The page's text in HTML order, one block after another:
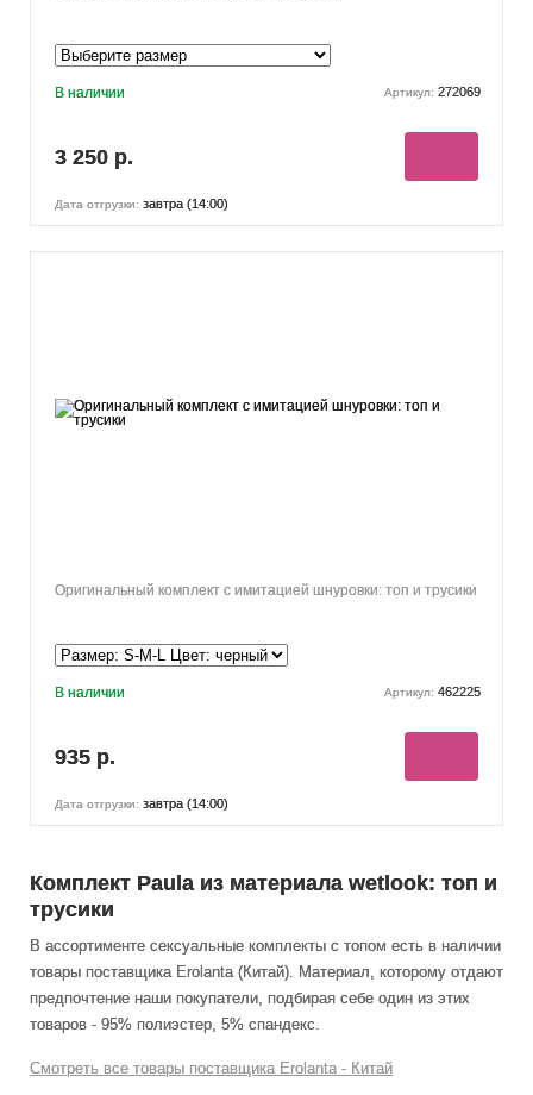
В наличии Артикул: 272069
3 250 р.
Дата отгрузки: завтра (14:00)
Оригинальный комплект с имитацией шнуровки: топ и трусики
В наличии Артикул: 462225
935 р.
Дата отгрузки: завтра (14:00)
Комплект Paula из материала wetlook: топ и
трусики
В ассортименте сексуальные комплекты с топом есть в наличии
товары поставщика Erolanta (Китай). Материал, которому отдают
предпочтение наши покупатели, подбирая себе один из этих
товаров - 95% полиэстер, 5% спандекс.
Смотреть все товары поставщика Erolanta - Китай